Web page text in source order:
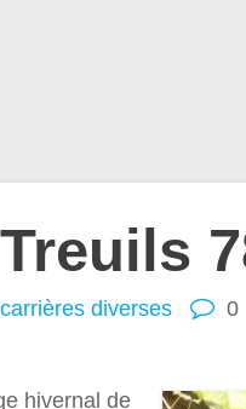
carrières diverses
0
hivernal de